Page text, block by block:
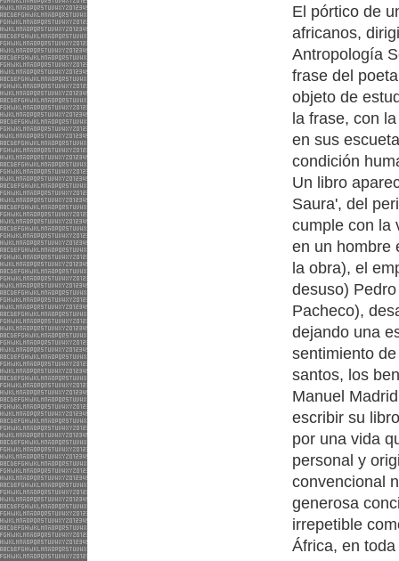
El pórtico de
africanos,
Antropología
frase del
objeto de
la frase, con
en sus
condición
Un libro
Saura', del
cumple con la
en un hombre
la obra), el
desuso)
Pacheco),
dejando una
sentimiento
santos, los
Manuel
escribir su
por una vida
personal y
convencional
generosa
irrepetible
África, en